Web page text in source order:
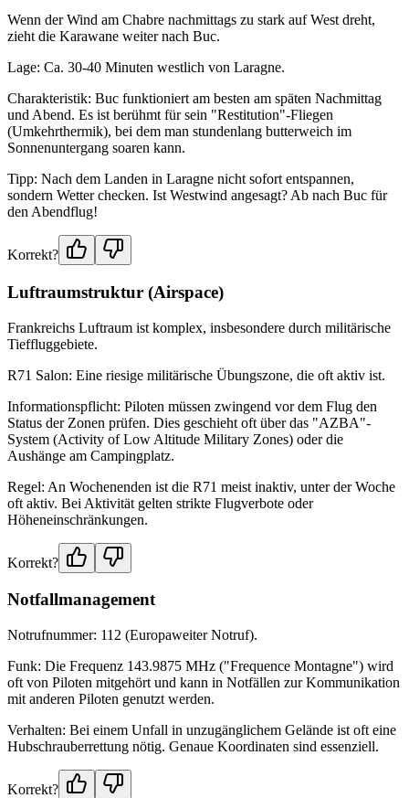
Wenn der Wind am Chabre nachmittags zu stark auf West dreht,
zieht die Karawane weiter nach Buc.
Lage: Ca. 30-40 Minuten westlich von Laragne.
Charakteristik: Buc funktioniert am besten am späten Nachmittag
und Abend. Es ist berühmt für sein "Restitution"-Fliegen
(Umkehrthermik), bei dem man stundenlang butterweich im
Sonnenuntergang soaren kann.
Tipp: Nach dem Landen in Laragne nicht sofort entspannen,
sondern Wetter checken. Ist Westwind angesagt? Ab nach Buc für
den Abendflug!
Korrekt?
Luftraumstruktur (Airspace)
Frankreichs Luftraum ist komplex, insbesondere durch militärische
Tieffluggebiete.
R71 Salon: Eine riesige militärische Übungszone, die oft aktiv ist.
Informationspflicht: Piloten müssen zwingend vor dem Flug den
Status der Zonen prüfen. Dies geschieht oft über das "AZBA"-
System (Activity of Low Altitude Military Zones) oder die
Aushänge am Campingplatz.
Regel: An Wochenenden ist die R71 meist inaktiv, unter der Woche
oft aktiv. Bei Aktivität gelten strikte Flugverbote oder
Höheneinschränkungen.
Korrekt?
Notfallmanagement
Notrufnummer: 112 (Europaweiter Notruf).
Funk: Die Frequenz 143.9875 MHz ("Frequence Montagne") wird
oft von Piloten mitgehört und kann in Notfällen zur Kommunikation
mit anderen Piloten genutzt werden.
Verhalten: Bei einem Unfall in unzugänglichem Gelände ist oft eine
Hubschrauberrettung nötig. Genaue Koordinaten sind essenziell.
Korrekt?